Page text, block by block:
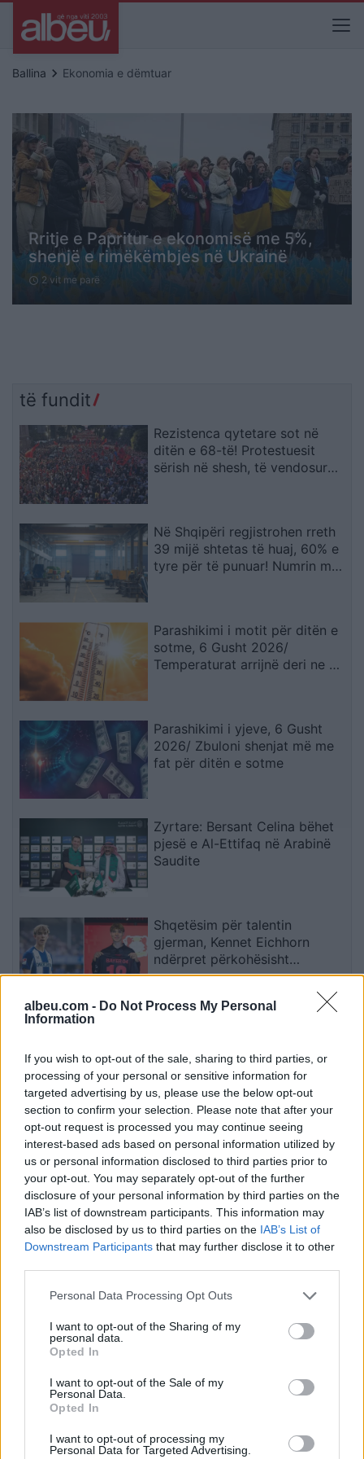
albeu.com - Do Not Process My Personal
Information
If you wish to opt-out of the sale, sharing to third parties, or
processing of your personal or sensitive information for
targeted advertising by us, please use the below opt-out
section to confirm your selection. Please note that after your
opt-out request is processed you may continue seeing
interest-based ads based on personal information utilized by
us or personal information disclosed to third parties prior to
your opt-out. You may separately opt-out of the further
disclosure of your personal information by third parties on the
IAB’s list of downstream participants. This information may
also be disclosed by us to third parties on the IAB’s List of
Downstream Participants that may further disclose it to other
Personal Data Processing Opt Outs
I want to opt-out of the Sharing of my
personal data.
Opted In
I want to opt-out of the Sale of my
Personal Data.
Opted In
I want to opt-out of processing my
Personal Data for Targeted Advertising.
Ballina keyboard_arrow_right Ekonomia e dëmtuar
Rritje e Papritur e ekonomisë me 5%,
shenjë e rimëkëmbjes në Ukrainë
schedule 2 vit me parë
të fundit
Rezistenca qytetare sot në
ditën e 68-të! Protestuesit
sërish në shesh, të vendosur
Në Shqipëri regjistrohen rreth
39 mijë shtetas të huaj, 60% e
tyre për të punuar! Numrin më
Parashikimi i motit për ditën e
sotme, 6 Gusht 2026/
Temperaturat arrijnë deri ne 38
Parashikimi i yjeve, 6 Gusht
2026/ Zbuloni shenjat më me
fat për ditën e sotme
Zyrtare: Bersant Celina bëhet
pjesë e Al-Ettifaq në Arabinë
Saudite
Shqetësim për talentin
gjerman, Kennet Eichhorn
ndërpret përkohësisht
karrierën për arsye
trajneri i Sopotit ndahet nga
jeta në moshën 56-vjeçare
Esim for Global
Esim for USA|Esim for Italy| Esim for Spain|Esim